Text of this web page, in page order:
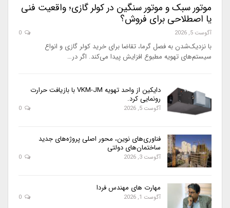
موتور سبک و موتور سنگین در کولر گازی؛ واقعیت فنی
یا اصطلاحی برای فروش؟
آگوست 5, 2026
با نزدیک‌شدن به فصل گرما، تقاضا برای خرید کولر گازی و انواع
سیستم‌های تهویه مطبوع افزایش پیدا می‌کند. اگر در…
دایکین از واحد تهویه VKM-JM با بازیافت حرارت
رونمایی کرد.
آگوست 5, 2026
فناوری‌های نوین، محور اصلی پروژه‌های جدید
ساختمان‌های دولتی
آگوست 3, 2026
مهارت های مهندس فردا
آگوست 1, 2026